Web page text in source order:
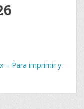
– Para imprimir y